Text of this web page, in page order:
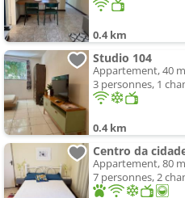
0.4 km
Studio 104
Appartement, 40
3 personnes, 1
0.4 km
Centro da
Appartement, 80
7 personnes, 2